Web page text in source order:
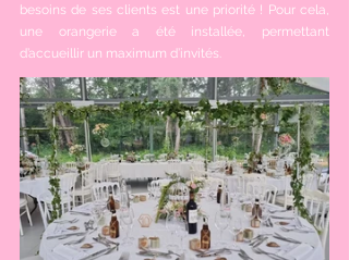
besoins de ses clients est une priorité ! Pour cela,
une orangerie a été installée, permettant
d’accueillir un maximum d’invités.